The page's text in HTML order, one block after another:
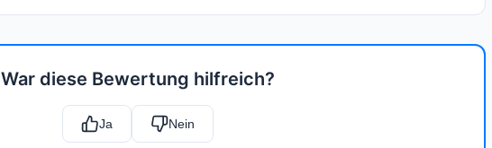
War diese Bewertung hilfreich?
Ja Nein